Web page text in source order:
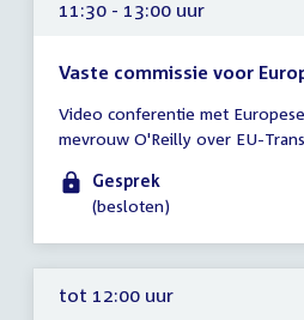
11:30 - 13:00 uur
Vaste commissie voor
vergadering
11:30
13:00
Video conferentie met
mevrouw O'Reilly over EU-
Gesprek
(besloten)
tot 12:00 uur